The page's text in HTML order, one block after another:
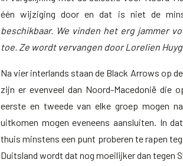
één wijziging door en dat is niet de
beschikbaar. We vinden het erg jammer
toe. Ze wordt vervangen door Lorelien
Na vier interlands staan de Black Arrows op
zijn er evenveel dan Noord-Macedonië die
eerste en tweede van elke groep mogen
uitkomen mogen eveneens aansluiten. In
thuis minstens een punt proberen te rapen
Duitsland wordt dat nog moeilijker dan tegen